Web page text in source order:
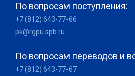
По вопросам поступления:
+7 (812) 643-77-66
pk@rgpu.spb.ru
По вопросам переводов и
+7 (812) 643-77-67